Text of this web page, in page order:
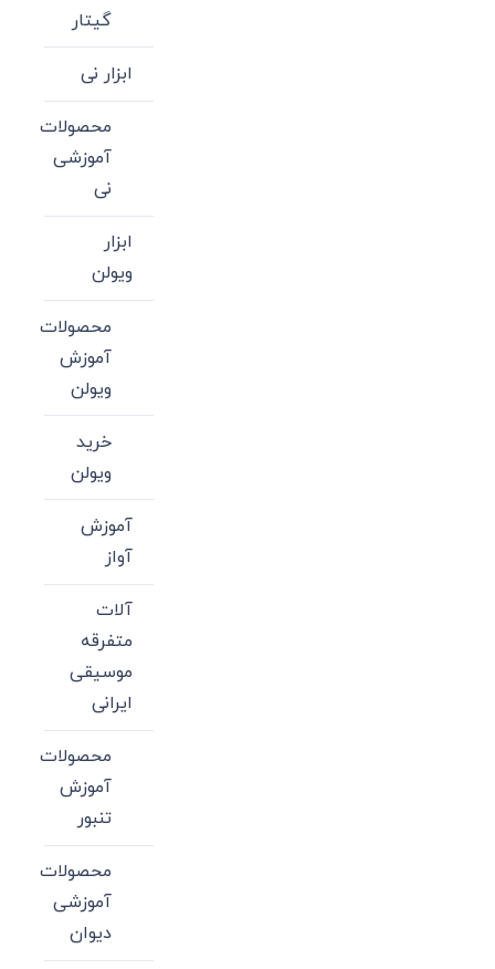
گیتار
ابزار نی
محصولات
آموزشی
نی
ابزار
ویولن
محصولات
آموزش
ویولن
خرید
ویولن
آموزش
آواز
آلات
متفرقه
موسیقی
ایرانی
محصولات
آموزش
تنبور
محصولات
آموزشی
دیوان